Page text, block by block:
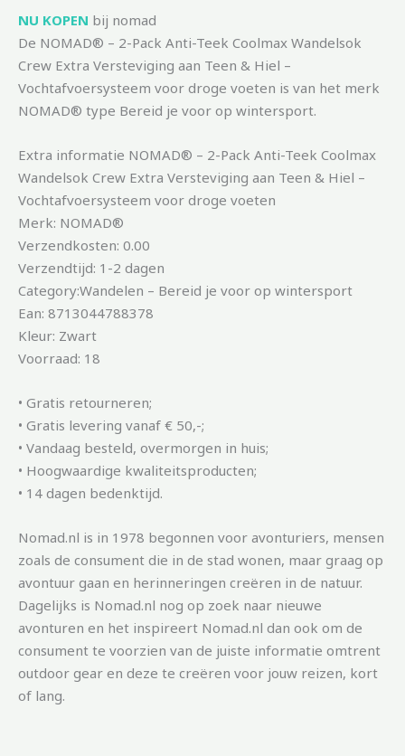
NU KOPEN bij nomad
De NOMAD® – 2-Pack Anti-Teek Coolmax Wandelsok
Crew Extra Versteviging aan Teen & Hiel –
Vochtafvoersysteem voor droge voeten is van het merk
NOMAD® type Bereid je voor op wintersport.
Extra informatie NOMAD® – 2-Pack Anti-Teek Coolmax
Wandelsok Crew Extra Versteviging aan Teen & Hiel –
Vochtafvoersysteem voor droge voeten
Merk: NOMAD®
Verzendkosten: 0.00
Verzendtijd: 1-2 dagen
Category:Wandelen – Bereid je voor op wintersport
Ean: 8713044788378
Kleur: Zwart
Voorraad: 18
• Gratis retourneren;
• Gratis levering vanaf € 50,-;
• Vandaag besteld, overmorgen in huis;
• Hoogwaardige kwaliteitsproducten;
• 14 dagen bedenktijd.
Nomad.nl is in 1978 begonnen voor avonturiers, mensen
zoals de consument die in de stad wonen, maar graag op
avontuur gaan en herinneringen creëren in de natuur.
Dagelijks is Nomad.nl nog op zoek naar nieuwe
avonturen en het inspireert Nomad.nl dan ook om de
consument te voorzien van de juiste informatie omtrent
outdoor gear en deze te creëren voor jouw reizen, kort
of lang.